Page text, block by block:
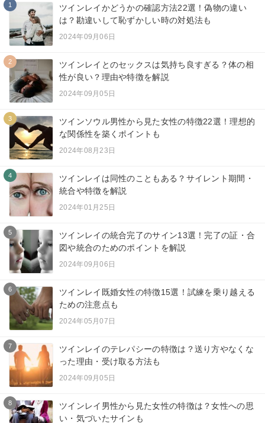
1
ツインレイかどうかの確認方法22選！偽物の違い
は？勘違いして恥ずかしい時の対処法も
2024年09月06日
2
ツインレイとのセックスは気持ち良すぎる？体の相
性が良い？理由や特徴を解説
2024年09月05日
3
ツインソウル男性から見た女性の特徴22選！理想的
な関係性を築くポイントも
2024年08月23日
4
ツインレイは同性のこともある？サイレント期間・
統合や特徴を解説
2024年01月25日
5
ツインレイの統合完了のサイン13選！完了の証・合
図や統合のためのポイントを解説
2024年09月06日
6
ツインレイ既婚女性の特徴15選！試練を乗り越える
ための注意点も
2024年05月07日
7
ツインレイのテレパシーの特徴は？送り方やなくな
った理由・受け取る方法も
2024年09月05日
8
ツインレイ男性から見た女性の特徴は？女性への思
い・気づいたサインも